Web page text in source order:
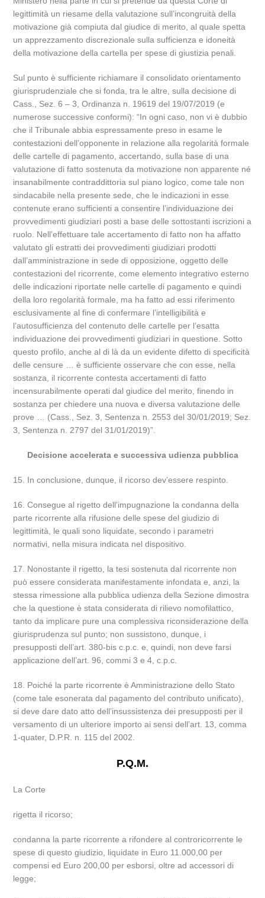
legittimità un riesame della valutazione sull’incongruità della
motivazione già compiuta dal giudice di merito, al quale spetta
un apprezzamento discrezionale sulla sufficienza e idoneità
della motivazione della cartella per spese di giustizia penali.
Sul punto è sufficiente richiamare il consolidato orientamento
giurisprudenziale che si fonda, tra le altre, sulla decisione di
Cass., Sez. 6 – 3, Ordinanza n. 19619 del 19/07/2019 (e
numerose successive conformi): “In ogni caso, non vi è dubbio
che il Tribunale abbia espressamente preso in esame le
contestazioni dell’opponente in relazione alla regolarità formale
delle cartelle di pagamento, accertando, sulla base di una
valutazione di fatto sostenuta da motivazione non apparente né
insanabilmente contraddittoria sul piano logico, come tale non
sindacabile nella presente sede, che le indicazioni in esse
contenute erano sufficienti a consentire l’individuazione dei
provvedimenti giudiziari posti a base delle sottostanti iscrizioni a
ruolo. Nell’effettuare tale accertamento di fatto non ha affatto
valutato gli estratti dei provvedimenti giudiziari prodotti
dall’amministrazione in sede di opposizione, oggetto delle
contestazioni del ricorrente, come elemento integrativo esterno
delle indicazioni riportate nelle cartelle di pagamento e quindi
della loro regolarità formale, ma ha fatto ad essi riferimento
esclusivamente al fine di confermare l’intelligibilità e
l’autosufficienza del contenuto delle cartelle per l’esatta
individuazione dei provvedimenti giudiziari in questione. Sotto
questo profilo, anche al di là da un evidente difetto di specificità
delle censure … è sufficiente osservare che con esse, nella
sostanza, il ricorrente contesta accertamenti di fatto
incensurabilmente operati dal giudice del merito, finendo in
sostanza per chiedere una nuova e diversa valutazione delle
prove … (Cass., Sez. 3, Sentenza n. 2553 del 30/01/2019; Sez.
3, Sentenza n. 2797 del 31/01/2019)”.
Decisione accelerata e successiva udienza pubblica
15. In conclusione, dunque, il ricorso dev’essere respinto.
16. Consegue al rigetto dell’impugnazione la condanna della
parte ricorrente alla rifusione delle spese del giudizio di
legittimità, le quali sono liquidate, secondo i parametri
normativi, nella misura indicata nel dispositivo.
17. Nonostante il rigetto, la tesi sostenuta dal ricorrente non
può essere considerata manifestamente infondata e, anzi, la
stessa rimessione alla pubblica udienza della Sezione dimostra
che la questione è stata considerata di rilievo nomofilattico,
tanto da implicare pure una complessiva riconsiderazione della
giurisprudenza sul punto; non sussistono, dunque, i
presupposti dell’art. 380-bis c.p.c. e, quindi, non deve farsi
applicazione dell’art. 96, commi 3 e 4, c.p.c.
18. Poiché la parte ricorrente è Amministrazione dello Stato
(come tale esonerata dal pagamento del contributo unificato),
si deve dare dato atto dell’insussistenza dei presupposti per il
versamento di un ulteriore importo ai sensi dell’art. 13, comma
1-quater, D.P.R. n. 115 del 2002.
P.Q.M.
La Corte
rigetta il ricorso;
condanna la parte ricorrente a rifondere al controricorrente le
spese di questo giudizio, liquidate in Euro 11.000,00 per
compensi ed Euro 200,00 per esborsi, oltre ad accessori di
legge;